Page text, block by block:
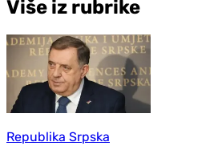
Više iz rubrike
Republika Srpska